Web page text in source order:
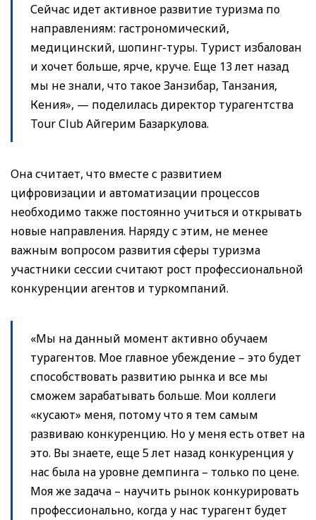
Сейчас идет активное развитие туризма по
направлениям: гастрономический,
медицинский, шопинг-туры. Турист избалован
и хочет больше, ярче, круче. Еще 13 лет назад
мы не знали, что такое Занзибар, Танзания,
Кения», — поделилась директор турагентства
Tour Club Айгерим Базаркулова.
Она считает, что вместе с развитием
цифровизации и автоматизации процессов
необходимо также постоянно учиться и открывать
новые направления. Наряду с этим, не менее
важным вопросом развития сферы туризма
участники сессии считают рост профессиональной
конкуренции агентов и туркомпаний.
«Мы на данный момент активно обучаем
турагентов. Мое главное убеждение – это будет
способствовать развитию рынка и все мы
сможем зарабатывать больше. Мои коллеги
«кусают» меня, потому что я тем самым
развиваю конкуренцию. Но у меня есть ответ на
это. Вы знаете, еще 5 лет назад конкуренция у
нас была на уровне демпинга – только по цене.
Моя же задача – научить рынок конкурировать
профессионально, когда у нас турагент будет